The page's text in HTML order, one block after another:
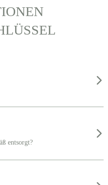
entsorgt?